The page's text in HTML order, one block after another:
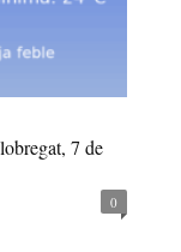
7 de
0